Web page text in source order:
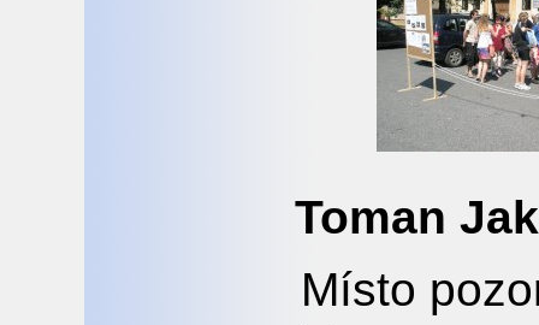
Toman
Místo